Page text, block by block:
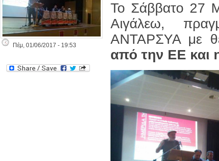
Πέμ, 01/06/2017 - 19:53
Το Σάββατο 27
Αιγάλεω,
ΑΝΤΑΡΣΥΑ με
από την ΕΕ και